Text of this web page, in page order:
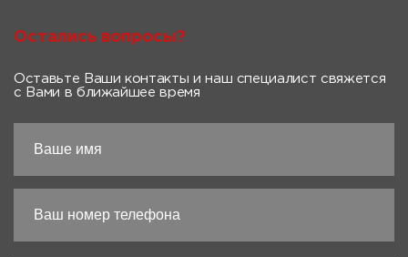
Остались вопросы?
Оставьте Ваши контакты и наш специалист свяжется
с Вами в ближайшее время